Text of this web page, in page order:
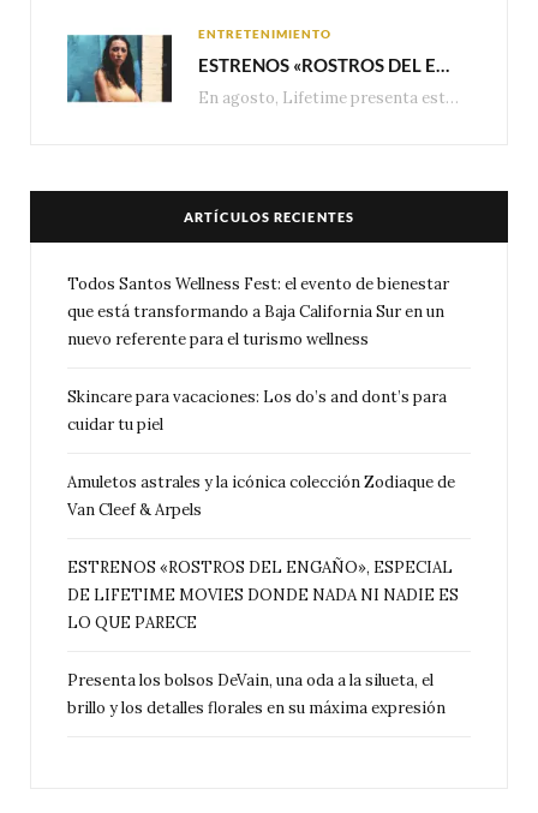
ENTRETENIMIENTO
ESTRENOS «ROSTROS DEL ENGAÑO», ESPECIAL DE LIFETIME MOVIES DONDE NADA NI NADIE ES LO QUE PARECE
En agosto, Lifetime presenta estrenos exclusivos con historias donde las apariencias esconden los secretos más…
ARTÍCULOS RECIENTES
Todos Santos Wellness Fest: el evento de bienestar
que está transformando a Baja California Sur en un
nuevo referente para el turismo wellness
Skincare para vacaciones: Los do’s and dont’s para
cuidar tu piel
Amuletos astrales y la icónica colección Zodiaque de
Van Cleef & Arpels
ESTRENOS «ROSTROS DEL ENGAÑO», ESPECIAL
DE LIFETIME MOVIES DONDE NADA NI NADIE ES
LO QUE PARECE
Presenta los bolsos DeVain, una oda a la silueta, el
brillo y los detalles florales en su máxima expresión